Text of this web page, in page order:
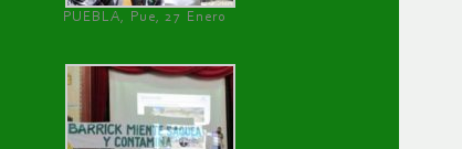
PUEBLA, Pue, 27 Enero